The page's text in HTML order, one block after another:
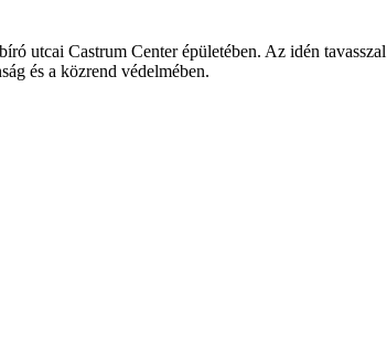
utcai Castrum Center épületében. Az idén
és a közrend védelmében.